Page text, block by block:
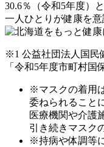
30.6％（令和5年度）
一人ひとりが健康を意
※1 公益社団法人国民
「令和5年度市町村国
※マスクの着用
委ねられること
医療機関や介護
引き続きマスク
※持病や体調等